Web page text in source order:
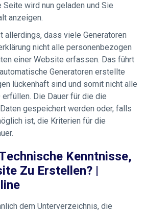
Seite wird nun geladen und Sie
anzeigen.
allerdings, dass viele Generatoren
nicht alle personenbezogen
einer Website erfassen. Das führt
Generatoren erstellte
lückenhaft sind und somit nicht alle
erfüllen. Die Dauer für die die
gespeichert werden oder, falls
ist, die Kriterien für die
Kenntnisse,
Zu Erstellen? |
dem Unterverzeichnis, die